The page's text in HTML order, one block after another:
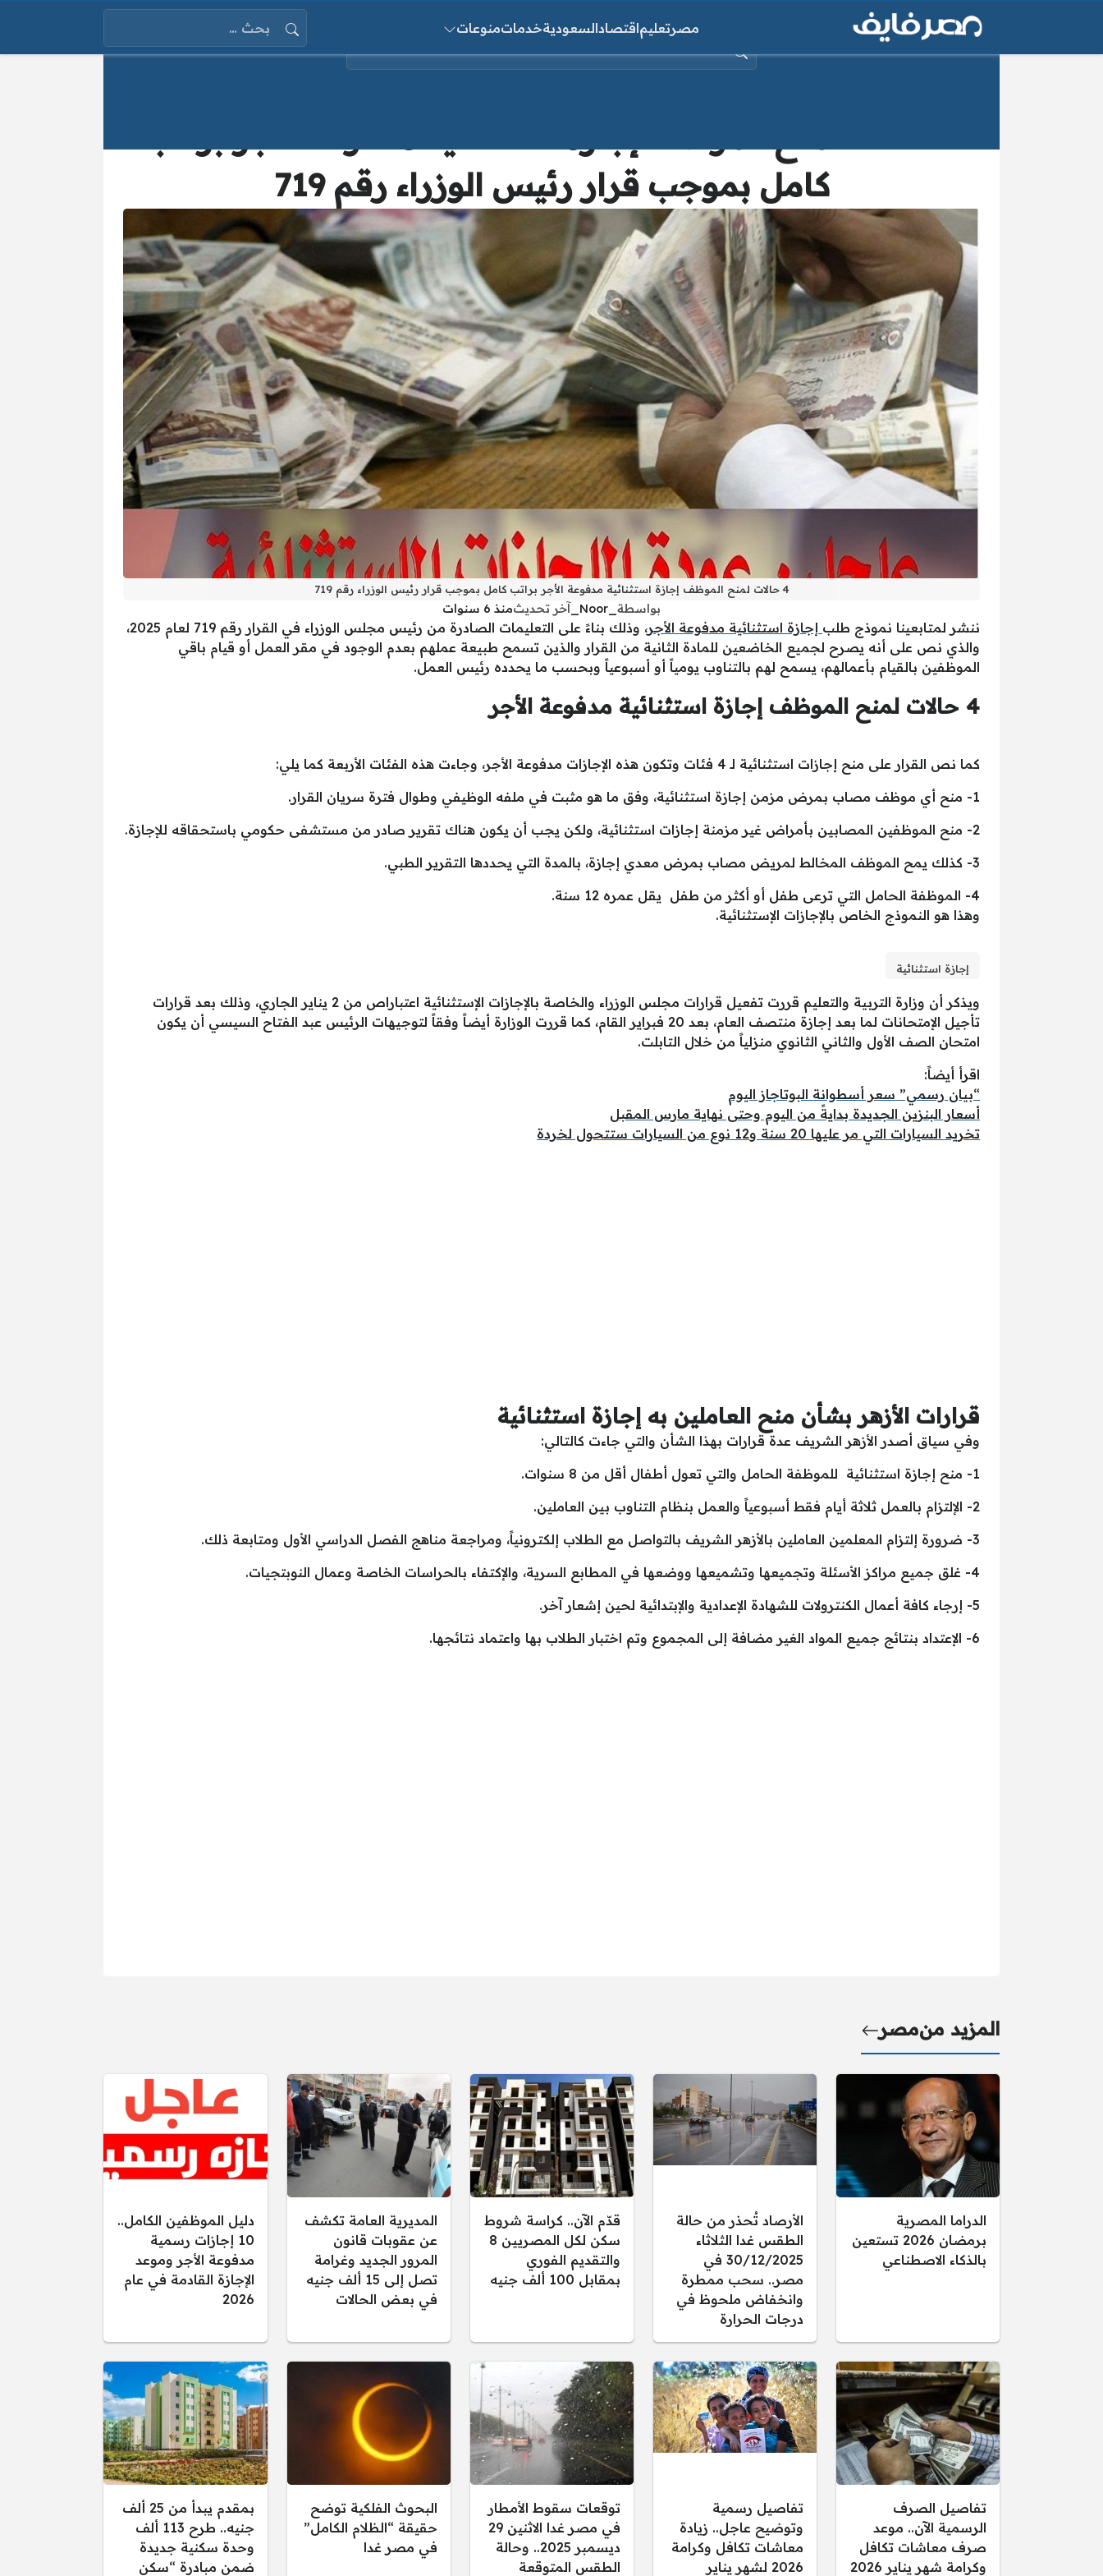
مصرتعليماقتصادالسعوديةخدماتمنوعات
البحث عن:
كامل بموجب قرار رئيس الوزراء رقم 719
4 حالات لمنح الموظف إجازة استثنائية مدفوعة الأجر براتب كامل بموجب قرار رئيس الوزراء رقم 719
بواسطة آخر تحديثمنذ 6 سنوات
ننشر لمتابعينا نموذج طلب إجازة استثنائية مدفوعة الأجر
، وذلك بناءً على التعليمات الصادرة من رئيس مجلس الوزراء في القرار رقم 719 لعام 2025،
والذي نص على أنه يصرح لجميع الخاضعين للمادة الثانية من القرار والذين تسمح طبيعة عملهم بعدم الوجود في مقر العمل أو قيام باقي
الموظفين بالقيام بأعمالهم، يسمح لهم بالتناوب يومياً أو أسبوعياً وبحسب ما يحدده رئيس العمل.
4 حالات لمنح الموظف إجازة استثنائية مدفوعة الأجر
كما نص القرار على منح إجازات استثنائية لـ 4 فئات وتكون هذه الإجازات مدفوعة الأجر، وجاءت هذه الفئات الأربعة كما يلي:
1- منح أي موظف مصاب بمرض مزمن إجازة استثنائية، وفق ما هو مثبت في ملفه الوظيفي وطوال فترة سريان القرار.
2- منح الموظفين المصابين بأمراض غير مزمنة إجازات استثنائية، ولكن يجب أن يكون هناك تقرير صادر من مستشفى حكومي باستحقاقه للإجازة.
3- كذلك يمح الموظف المخالط لمريض مصاب بمرض معدي إجازة، بالمدة التي يحددها التقرير الطبي.
4- الموظفة الحامل التي ترعى طفل أو أكثر من طفل يقل عمره 12 سنة.
وهذا هو النموذج الخاص بالإجازات الإستثنائية.
إجازة استثنائية
ويذكر أن وزارة التربية والتعليم قررت تفعيل قرارات مجلس الوزراء والخاصة بالإجازات الإستثنائية اعتباراص من 2 يناير الجاري، وذلك بعد قرارات
تأجيل الإمتحانات لما بعد إجازة منتصف العام، بعد 20 فبراير القام، كما قررت الوزارة أيضاً وفقاً لتوجيهات الرئيس عبد الفتاح السيسي أن يكون
امتحان الصف الأول والثاني الثانوي منزلياً من خلال التابلت.
اقرأ أيضاً:
“بيان رسمي” سعر أسطوانة البوتاجاز اليوم
أسعار البنزين الجديدة بدايةً من اليوم وحتى نهاية مارس المقبل
تخريد السيارات التي مر عليها 20 سنة و12 نوع من السيارات ستتحول لخردة
قرارات الأزهر بشأن منح العاملين به إجازة استثنائية
وفي سياق أصدر الأزهر الشريف عدة قرارات بهذا الشأن والتي جاءت كالتالي:
1- منح إجازة استثنائية للموظفة الحامل والتي تعول أطفال أقل من 8 سنوات.
2- الإلتزام بالعمل ثلاثة أيام فقط أسبوعياً والعمل بنظام التناوب بين العاملين.
3- ضرورة إلتزام المعلمين العاملين بالأزهر الشريف بالتواصل مع الطلاب إلكترونياً، ومراجعة مناهج الفصل الدراسي الأول ومتابعة ذلك.
4- غلق جميع مراكز الأسئلة وتجميعها وتشميعها ووضعها في المطابع السرية، والإكتفاء بالحراسات الخاصة وعمال النوبتجيات.
5- إرجاء كافة أعمال الكنترولات للشهادة الإعدادية والإبتدائية لحين إشعار آخر.
6- الإعتداد بنتائج جميع المواد الغير مضافة إلى المجموع وتم اختبار الطلاب بها واعتماد نتائجها.
المزيد منمصر
الدراما المصرية
برمضان 2026 تستعين
بالذكاء الاصطناعي
الأرصاد تُحذر من حالة
الطقس غدا الثلاثاء
30/12/2025 في
مصر.. سحب ممطرة
وانخفاض ملحوظ في
درجات الحرارة
قدّم الآن.. كراسة شروط
سكن لكل المصريين 8
والتقديم الفوري
بمقابل 100 ألف جنيه
المديرية العامة تكشف
عن عقوبات قانون
المرور الجديد وغرامة
تصل إلى 15 ألف جنيه
في بعض الحالات
دليل الموظفين الكامل..
10 إجازات رسمية
مدفوعة الأجر وموعد
الإجازة القادمة في عام
2026
تفاصيل الصرف
الرسمية الآن.. موعد
صرف معاشات تكافل
وكرامة شهر يناير 2026
تفاصيل رسمية
وتوضيح عاجل.. زيادة
معاشات تكافل وكرامة
2026 لشهر يناير
توقعات سقوط الأمطار
في مصر غدا الاثنين 29
ديسمبر 2025.. وحالة
الطقس المتوقعة
البحوث الفلكية توضح
حقيقة “الظلام الكامل”
في مصر غدا
بمقدم يبدأ من 25 ألف
جنيه.. طرح 113 ألف
وحدة سكنية جديدة
ضمن مبادرة “سكن